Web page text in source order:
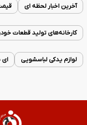
آخرین اخبار لحظه ای
کارخانه‌های تولید قطعات
لوازم یدکی لباسشویی ای